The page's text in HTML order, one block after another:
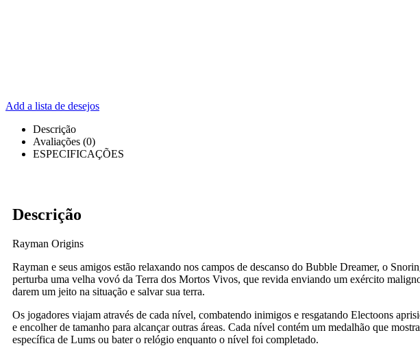
Add a lista de desejos
Descrição
Avaliações (0)
ESPECIFICAÇÕES
Descrição
Rayman Origins
Rayman e seus amigos estão relaxando nos campos de descanso do Bubble Dreamer, o
perturba uma velha vovó da Terra dos Mortos Vivos, que revida enviando um exército
darem um jeito na situação e salvar sua terra.
Os jogadores viajam através de cada nível, combatendo inimigos e resgatando Electoons
e encolher de tamanho para alcançar outras áreas. Cada nível contém um medalhão que
específica de Lums ou bater o relógio enquanto o nível foi completado.